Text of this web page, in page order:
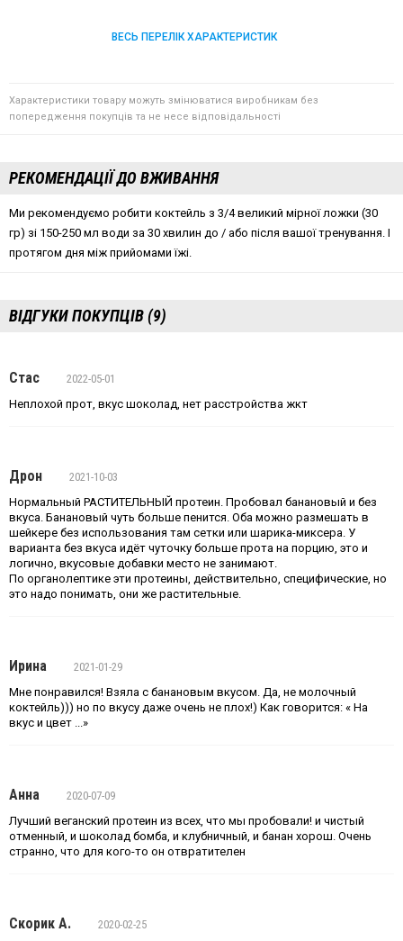
ВЕСЬ ПЕРЕЛІК ХАРАКТЕРИСТИК
Характеристики товару можуть змінюватися виробникам без
попередження покупців та не несе відповідальності
РЕКОМЕНДАЦІЇ ДО ВЖИВАННЯ
Ми рекомендуємо робити коктейль з 3/4 великий мірної ложки (30
гр) зі 150-250 мл води за 30 хвилин до / або після вашої тренування. І
протягом дня між прийомами їжі.
ВІДГУКИ ПОКУПЦІВ (9)
Стас
2022-05-01
Неплохой прот, вкус шоколад, нет расстройства жкт
Дрон
2021-10-03
Нормальный РАСТИТЕЛЬНЫЙ протеин. Пробовал банановый и без
вкуса. Банановый чуть больше пенится. Оба можно размешать в
шейкере без использования там сетки или шарика-миксера. У
варианта без вкуса идёт чуточку больше прота на порцию, это и
логично, вкусовые добавки место не занимают.
По органолептике эти протеины, действительно, специфические, но
это надо понимать, они же растительные.
Ирина
2021-01-29
Мне понравился! Взяла с банановым вкусом. Да, не молочный
коктейль))) но по вкусу даже очень не плох!) Как говорится: « На
вкус и цвет ...»
Анна
2020-07-09
Лучший веганский протеин из всех, что мы пробовали! и чистый
отменный, и шоколад бомба, и клубничный, и банан хорош. Очень
странно, что для кого-то он отвратителен
Скорик А.
2020-02-25